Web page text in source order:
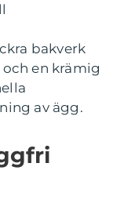
bakverk
en krämig
av ägg.